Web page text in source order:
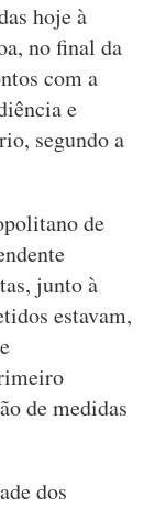
hoje à
no final da
com a
e
segundo a
de
junto à
estavam,
de medidas
dos